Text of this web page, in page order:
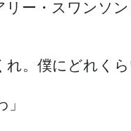
リー・スワンソ
れ。僕にどれく
」